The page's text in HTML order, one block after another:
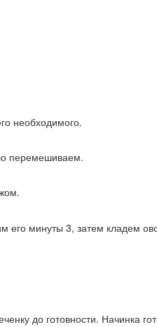
необходимого.
перемешиваем.
его минуты 3, затем кладем
до готовности. Начинка